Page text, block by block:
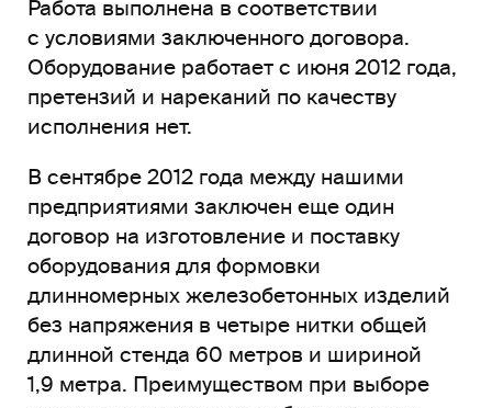
Работа выполнена в соответствии
с условиями заключенного договора.
Оборудование работает с июня 2012 года,
претензий и нареканий по качеству
исполнения нет.
В сентябре 2012 года между нашими
предприятиями заключен еще один
договор на изготовление и поставку
оборудования для формовки
длинномерных железобетонных изделий
без напряжения в четыре нитки общей
длинной стенда 60 метров и шириной
1,9 метра. Преимуществом при выборе